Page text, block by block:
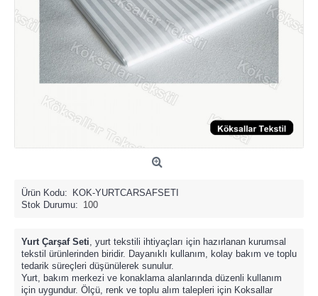
Ürün Kodu:
KOK-YURTCARSAFSETI
Stok Durumu: 100
Yurt Çarşaf Seti, yurt tekstili ihtiyaçları için hazırlanan kurumsal
tekstil ürünlerinden biridir. Dayanıklı kullanım, kolay bakım ve toplu
tedarik süreçleri düşünülerek sunulur.
Yurt, bakım merkezi ve konaklama alanlarında düzenli kullanım
için uygundur. Ölçü, renk ve toplu alım talepleri için Koksallar